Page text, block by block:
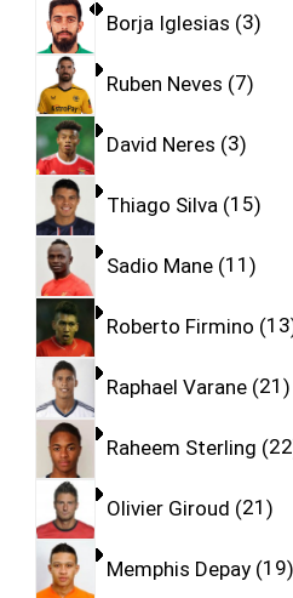
Borja Iglesias 3
Ruben Neves 7
David Neres 3
Thiago Silva 15
Sadio Mane 11
Roberto Firmino 13
Raphael Varane 21
Raheem Sterling 22
Olivier Giroud 21
Memphis Depay 19